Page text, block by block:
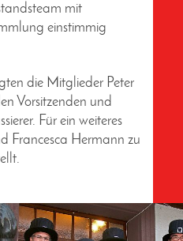
mit
einstimmig
die Mitglieder Peter
Vorsitzenden und
Für ein weiteres
Francesca Hermann zu